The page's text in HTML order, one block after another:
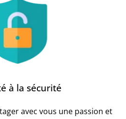
à la sécurité
avec vous une passion et